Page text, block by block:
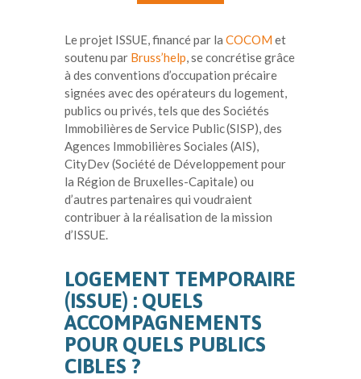
Le projet ISSUE, financé par la COCOM et
soutenu par Bruss’help, se concrétise grâce
à des conventions d’occupation précaire
signées avec des opérateurs du logement,
publics ou privés, tels que des Sociétés
Immobilières de Service Public (SISP), des
Agences Immobilières Sociales (AIS),
CityDev (Société de Développement pour
la Région de Bruxelles-Capitale) ou
d’autres partenaires qui voudraient
contribuer à la réalisation de la mission
d’ISSUE.
LOGEMENT TEMPORAIRE
(ISSUE) : QUELS
ACCOMPAGNEMENTS
POUR QUELS PUBLICS
CIBLES ?